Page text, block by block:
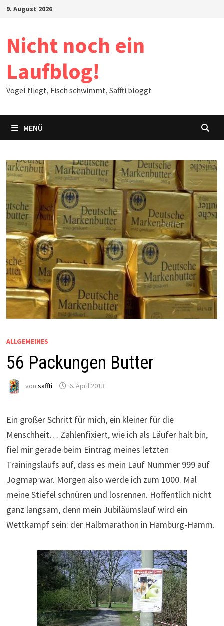
Zum9. August 2026
Nicht noch ein
Laufblog!
Vogel fliegt, Fisch schwimmt, Saffti bloggt
MENÜ
ALLGEMEINES
56 Packungen Butter
von saffti 6. April 2013
Ein großer Schritt für mich, ein kleiner für die
Menschheit… Zahlenfixiert, wie ich als Läufer halt bin,
fiel mir gerade beim Eintrag meines letzten
Trainingslaufs auf, dass es mein Lauf Nummer 999 auf
Jogmap war. Morgen also werde ich zum 1000. Mal
meine Stiefel schnüren und losrennen. Hoffentlich nicht
ganz langsam, denn mein Jubiläumslauf wird ein
Wettkampf sein: der Halbmarathon in Hamburg-Hamm.